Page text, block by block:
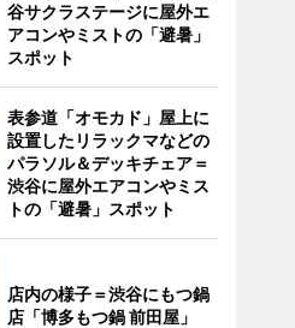
谷サクラステージに屋外エ
アコンやミストの「避暑」
スポット
表参道「オモカド」屋上に
設置したリラックマなどの
パラソル＆デッキチェア＝
渋谷に屋外エアコンやミス
トの「避暑」スポット
店内の様子＝渋谷にもつ鍋
店「博多もつ鍋 前田屋」